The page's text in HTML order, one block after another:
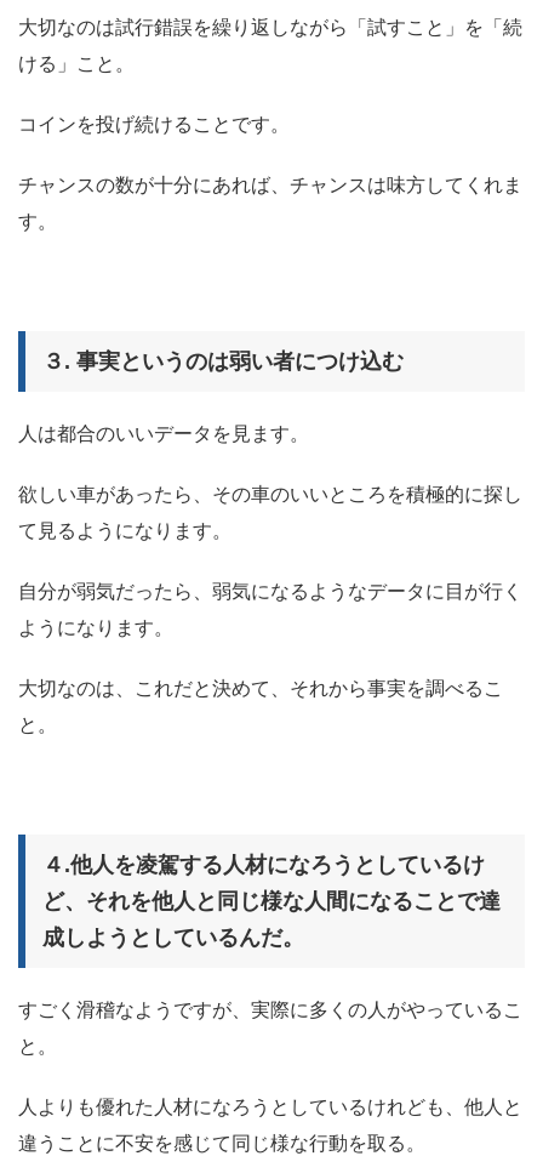
大切なのは試行錯誤を繰り返しながら
「試すこと」を「続
ける」
こと。
コインを投げ続けることです。
チャンスの数が十分にあれば、チャンスは味方してくれま
す。
３. 事実というのは弱い者につけ込む
人は都合のいいデータを見ます。
欲しい車があったら、その車のいいところを積極的に探し
て見るようになります。
自分が弱気だったら、弱気になるようなデータに目が行く
ようになります。
大切なのは、これだと決めて、それから事実を調べるこ
と。
４.他人を凌駕する人材になろうとしているけ
ど、それを他人と同じ様な人間になることで達
成しようとしているんだ。
すごく滑稽なようですが、実際に多くの人がやっているこ
と。
人よりも優れた人材になろうとしているけれども、他人と
違うことに不安を感じて同じ様な行動を取る。